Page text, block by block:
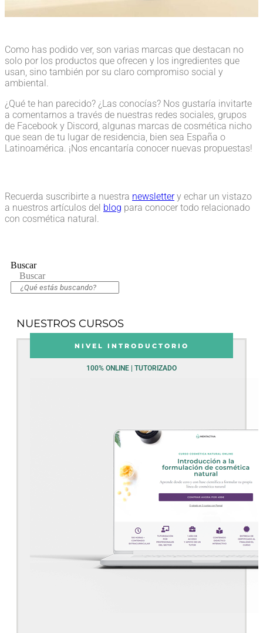
Como has podido ver, son varias marcas que destacan no
solo por los productos que ofrecen y los ingredientes que
usan, sino también por su claro compromiso social y
ambiental.
¿Qué te han parecido? ¿Las conocías? Nos gustaría invitarte
a comentarnos a través de nuestras redes sociales, grupos
de Facebook y Discord, algunas marcas de cosmética nicho
que sean de tu lugar de residencia, bien sea España o
Latinoamérica. ¡Nos encantaría conocer nuevas propuestas!
Recuerda suscribirte a nuestra newslettery echar un vistazo
a nuestros artículos del blog para conocer todo relacionado
con cosmética natural.
Buscar
Buscar
NUESTROS CURSOS
NIVEL INTRODUCTORIO
100% ONLINE | TUTORIZADO